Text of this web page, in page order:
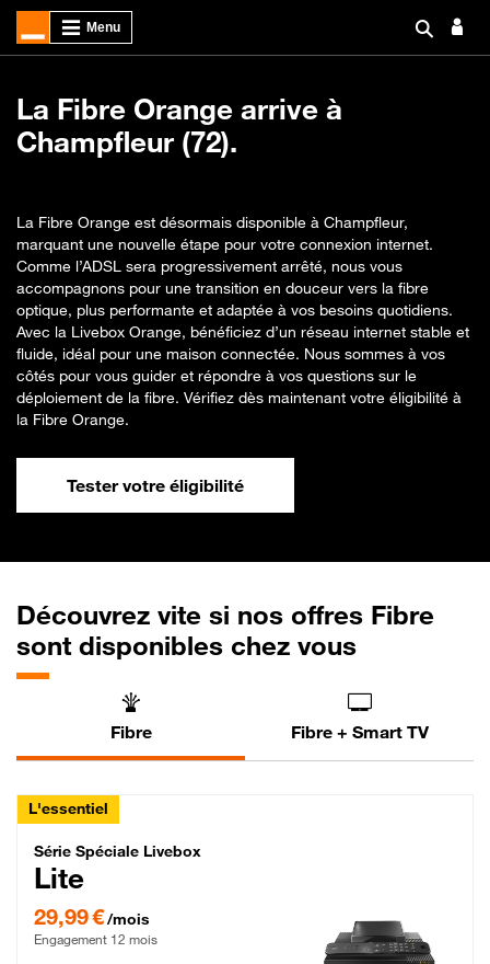
La Fibre Orange arrive à
Champfleur (72).
La Fibre Orange est désormais disponible à Champfleur,
marquant une nouvelle étape pour votre connexion internet.
Comme l’ADSL sera progressivement arrêté, nous vous
accompagnons pour une transition en douceur vers la fibre
optique, plus performante et adaptée à vos besoins quotidiens.
Avec la Livebox Orange, bénéficiez d’un réseau internet stable et
fluide, idéal pour une maison connectée. Nous sommes à vos
côtés pour vous guider et répondre à vos questions sur le
déploiement de la fibre. Vérifiez dès maintenant votre éligibilité à
la Fibre Orange.
Tester votre éligibilité
Découvrez vite si nos offres Fibre
sont disponibles chez vous
Fibre Fibre + Smart TV
L'essentiel
Série Spéciale Livebox Lite Fibre
Série Spéciale Livebox
Lite
29,99 €/mois
Engagement 12 mois